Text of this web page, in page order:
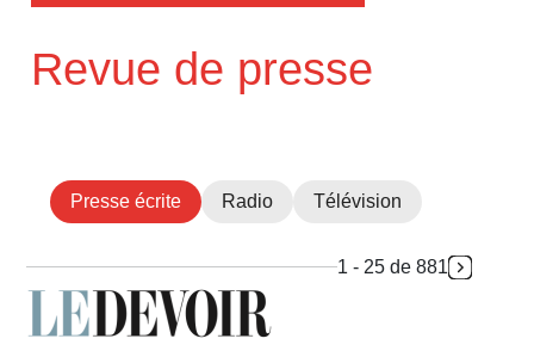
Revue de presse
Presse écrite Radio Télévision
1 - 25 de 881